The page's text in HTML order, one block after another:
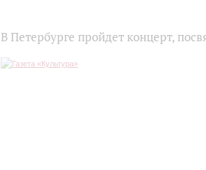
В Петербурге пройдет концерт,